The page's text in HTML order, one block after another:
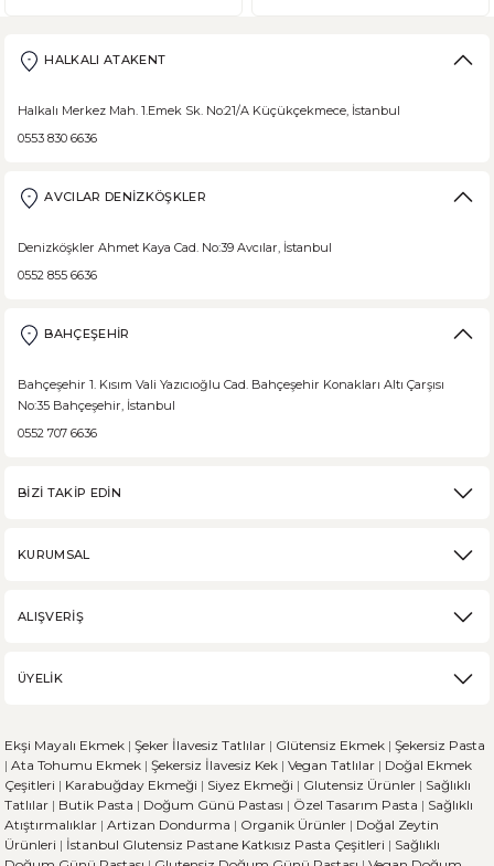
HALKALI ATAKENT
Halkalı Merkez Mah. 1.Emek Sk. No:21/A Küçükçekmece, İstanbul
0553 830 6636
AVCILAR DENİZKÖŞKLER
Denizköşkler Ahmet Kaya Cad. No:39 Avcılar, İstanbul
0552 855 6636
BAHÇEŞEHİR
Bahçeşehir 1. Kısım Vali Yazıcıoğlu Cad. Bahçeşehir Konakları Altı Çarşısı
No:35 Bahçeşehir, İstanbul
0552 707 6636
BİZİ TAKİP EDİN
KURUMSAL
ALIŞVERİŞ
ÜYELİK
Ekşi Mayalı Ekmek | Şeker İlavesiz Tatlılar | Glütensiz Ekmek | Şekersiz Pasta
| Ata Tohumu Ekmek | Şekersiz İlavesiz Kek | Vegan Tatlılar | Doğal Ekmek
Çeşitleri | Karabuğday Ekmeği | Siyez Ekmeği | Glutensiz Ürünler | Sağlıklı
Tatlılar | Butik Pasta | Doğum Günü Pastası | Özel Tasarım Pasta | Sağlıklı
Atıştırmalıklar | Artizan Dondurma | Organik Ürünler | Doğal Zeytin
Ürünleri | İstanbul Glutensiz Pastane Katkısız Pasta Çeşitleri | Sağlıklı